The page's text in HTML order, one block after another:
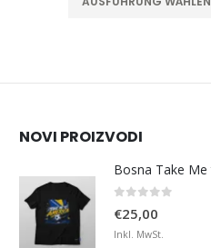
NOVI PROIZVODI
€25,00
Inkl. MwSt.